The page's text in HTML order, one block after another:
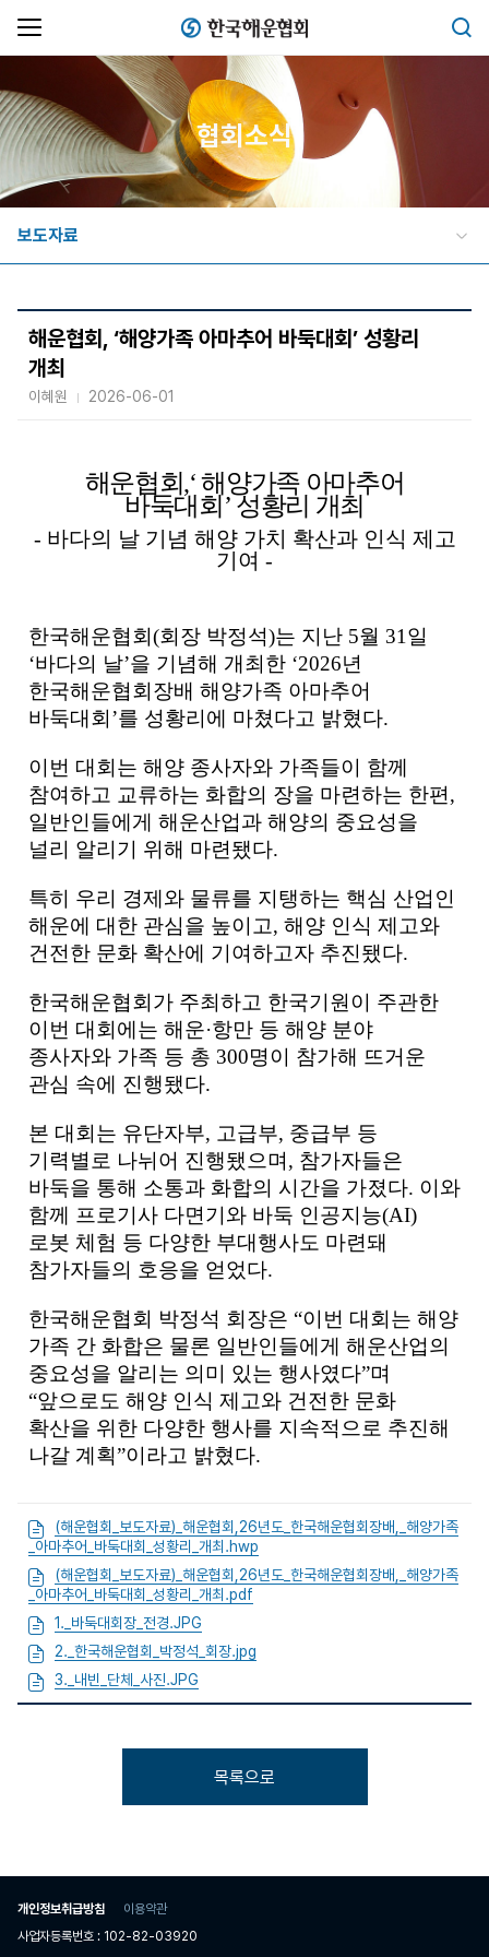
검색
한국해운협회
협회소식
보도자료
해운협회, ‘해양가족 아마추어 바둑대회’ 성황리
개최
이혜원 2026-06-01
해운협회,‘해양가족 아마추어
바둑대회’성황리 개최
- 바다의 날 기념 해양 가치 확산과 인식 제고
기여 -
한국해운협회 (회장 박정석)는 지난 5월 31 일
‘바다의 날’을 기념해 개최한 ‘2026년
한국해운협회장배 해양가족 아마추어
바둑대회 ’를 성황리에 마쳤다고 밝혔다.
이번 대회는 해양 종사자와 가족들이 함께
참여하고 교류하는 화합의 장을 마련하는 한편 ,
일반인들에게 해운산업과 해양의 중요성을
널리 알리기 위해 마련됐다.
특히 우리 경제와 물류를 지탱하는 핵심 산업인
해운에 대한 관심을 높이고, 해양 인식 제고와
건전한 문화 확산에 기여하고자 추진됐다.
한국해운협회가 주최하고 한국기원이 주관한
이번 대회에는 해운·항만 등 해양 분야
종사자와 가족 등 총 300명이 참가해 뜨거운
관심 속에 진행됐다.
본 대회는 유단자부, 고급부, 중급부 등
기력별로 나뉘어 진행됐으며 , 참가자들은
바둑을 통해 소통과 화합의 시간을 가졌다. 이와
함께 프로기사 다면기와 바둑 인공지능(AI)
로봇 체험 등 다양한 부대행사도 마련돼
참가자들의 호응을 얻었다.
한국해운협회 박정석 회장은 “이번 대회는 해양
가족 간 화합은 물론 일반인들에게 해운산업의
중요성을 알리는 의미 있는 행사였다”며
“앞으로도 해양 인식 제고와 건전한 문화
확산을 위한 다양한 행사를 지속적으로 추진해
나갈 계획”이라고 밝혔다.
(해운협회_보도자료)_해운협회,26년도_한국해운협회장배,_해양가족
_아마추어_바둑대회_성황리_개최.hwp
(해운협회_보도자료)_해운협회,26년도_한국해운협회장배,_해양가족
_아마추어_바둑대회_성황리_개최.pdf
1._바둑대회장_전경.JPG
2._한국해운협회_박정석_회장.jpg
3._내빈_단체_사진.JPG
목록으로
개인정보취급방침
이용약관
사업자등록번호 : 102-82-03920